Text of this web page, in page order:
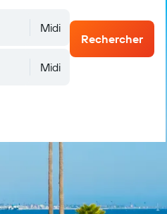
Midi
Midi
Rechercher